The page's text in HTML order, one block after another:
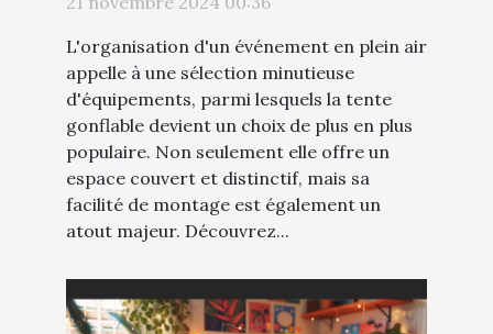
L'organisation d'un événement en plein air
appelle à une sélection minutieuse
d'équipements, parmi lesquels la tente
gonflable devient un choix de plus en plus
populaire. Non seulement elle offre un
espace couvert et distinctif, mais sa
facilité de montage est également un
atout majeur. Découvrez...